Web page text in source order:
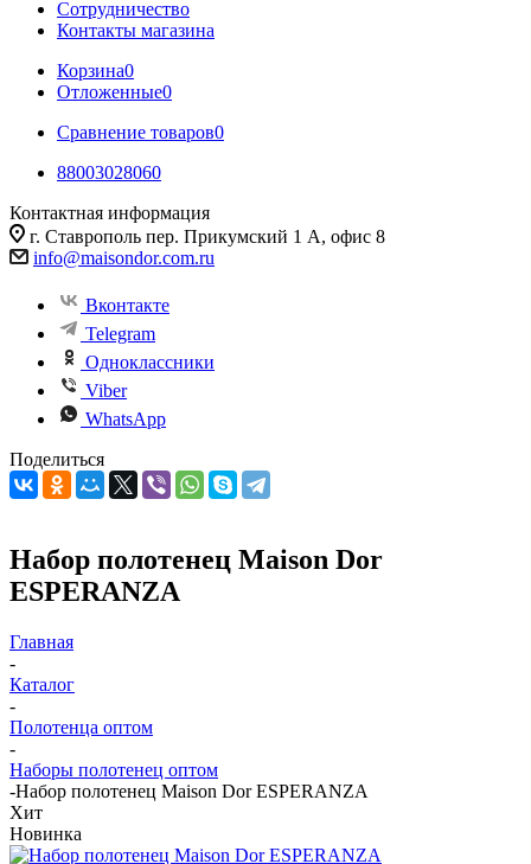
Сотрудничество
Контакты магазина
Корзина0
Отложенные0
Сравнение товаров0
88003028060
Контактная информация
г. Ставрополь пер. Прикумский 1 А, офис 8
info@maisondor.com.ru
Вконтакте
Telegram
Одноклассники
Viber
WhatsApp
Поделиться
Набор полотенец Maison Dor
ESPERANZA
Главная
-
Каталог
-
Полотенца оптом
-
Наборы полотенец оптом
-Набор полотенец Maison Dor ESPERANZA
Хит
Новинка